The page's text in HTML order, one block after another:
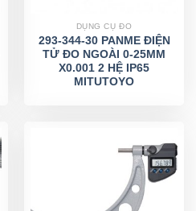
DỤNG CỤ ĐO
293-344-30 PANME ĐIỆN
TỬ ĐO NGOÀI 0-25MM
X0.001 2 HỆ IP65
MITUTOYO